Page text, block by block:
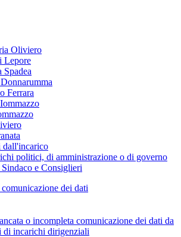
Oliviero
Lepore
Spadea
Ferrara
dall'incarico
politici, di amministrazione o di governo
e Consiglieri
dei dati
o incompleta comunicazione dei dati da
di incarichi dirigenziali